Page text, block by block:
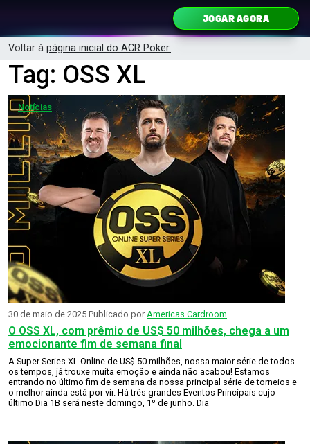
Navegação principalJOGAR AGORA
Voltar à página inicial do ACR Poker.
Tag: OSS XL
Notícias
O OSS XL, com prêmio de US$ 50 milhões, chega a um
emocionante fim de semana final
30 de maio de 2025 Publicado por Americas Cardroom
A Super Series XL Online de US$ 50 milhões, nossa maior série de todos
os tempos, já trouxe muita emoção e ainda não acabou! Estamos
entrando no último fim de semana da nossa principal série de torneios e
o melhor ainda está por vir. Há três grandes Eventos Principais cujo
último Dia 1B será neste domingo, 1º de junho. Dia